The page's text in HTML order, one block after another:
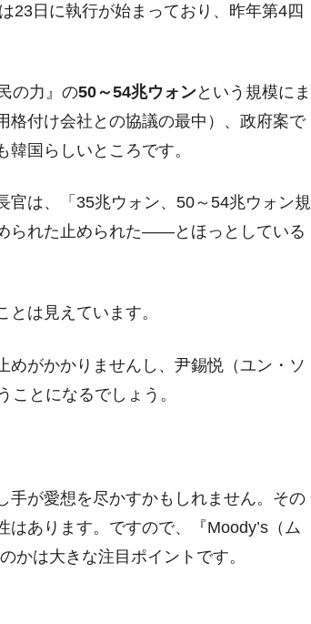
「不調」⇒ PSIが示す現況は決して良くない。
り賠償10万ウォンを認定 ⇒ 総額3兆7,000億
2032年竣工と公示
っちょがみしたのでは。
めかけ「出て行け！」「極右勢力」のプラカー
」⇒ あの名物教授も登場！
法案」提出！⇒ クーパン問題は合衆国企業に対
ような発言。
23日に執行が始まっており、昨年第4四
の力』の50～54兆ウォンという規模にま
格付け会社との協議の最中）、政府案で
国らしいところです。
官は、「35兆ウォン、50～54兆ウォン規
られた止められた――とほっとしている
とは見えています。
がかかりませんし、尹錫悦（ユン・ソ
ことになるでしょう。
手が愛想を尽かすかもしれません。その
あります。ですので、『Moody’s（ム
かは大きな注目ポイントです。